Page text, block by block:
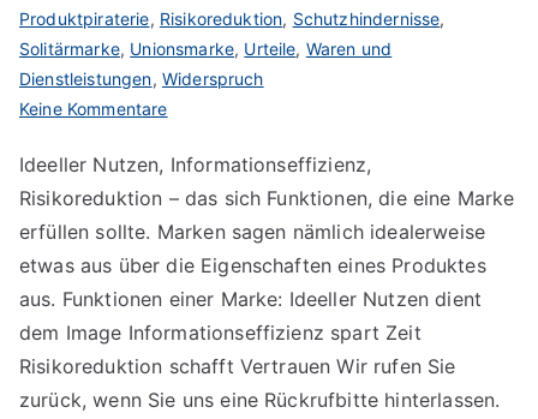
Produktpiraterie, Risikoreduktion, Schutzhindernisse,
Solitärmarke, Unionsmarke, Urteile, Waren und
Dienstleistungen, Widerspruch
Keine Kommentarezu
Ideeller Nutzen, Informationseffizienz,
Risikoreduktion – das sich Funktionen, die eine Marke
erfüllen sollte. Marken sagen nämlich idealerweise
etwas aus über die Eigenschaften eines Produktes
aus. Funktionen einer Marke: Ideeller Nutzen dient
dem Image Informationseffizienz spart Zeit
Risikoreduktion schafft Vertrauen Wir rufen Sie
zurück, wenn Sie uns eine Rückrufbitte hinterlassen.